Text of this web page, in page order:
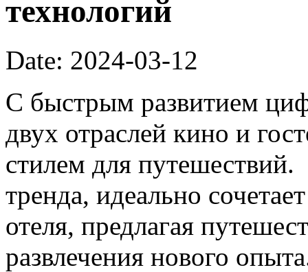
технологий
Date: 2024-03-12
С быстрым развитием
двух отраслей кино и
стилем для
тренда, идеально
отеля, предлагая
развлечения нового